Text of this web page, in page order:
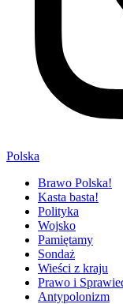
Polska
Brawo Polska!
Kasta basta!
Polityka
Wojsko
Pamiętamy
Sondaż
Wieści z kraju
Prawo i
Antypolonizm